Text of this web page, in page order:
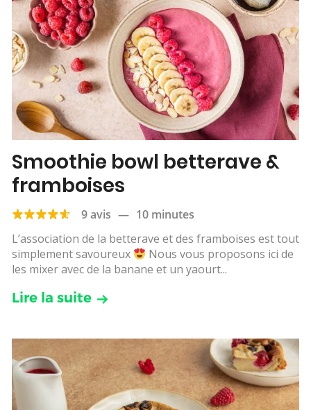
Smoothie bowl betterave &
framboises
9 avis — 10 minutes
L’association de la betterave et des framboises est tout
simplement savoureux
Nous vous proposons ici de
les mixer avec de la banane et un yaourt...
Lire la suite